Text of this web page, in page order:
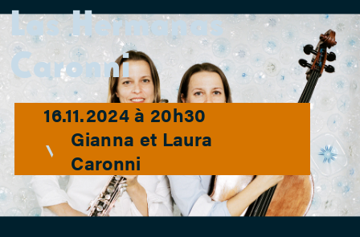
Las Hermanas
Caronni
16.11.2024 à 20h30
Gianna et Laura
Caronni